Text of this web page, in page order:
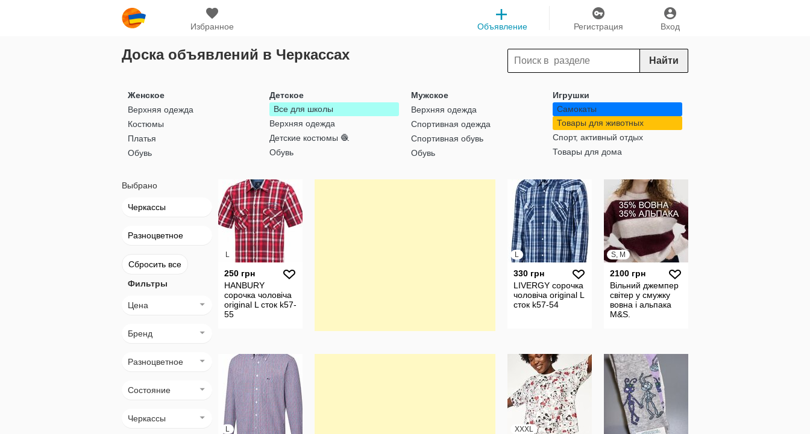
Избранное Вход
Регистрация
Объявление
Доска объявлений в Черкассах Найти
Женское
Верхняя одежда
Костюмы
Платья
Обувь
Детское
Все для школы
Верхняя одежда
Детские костюмы 🧶
Обувь
Мужское
Верхняя одежда
Спортивная одежда
Спортивная обувь
Обувь
Игрушки
Самокаты
Товары для животных
Спорт, активный отдых
Товары для дома
Выбрано
Черкассы
Разноцветное
Сбросить все
Фильтры
Цена
Бренд
Разноцветное
Состояние
Черкассы
L
250 грн
HANBURY
сорочка чоловіча
original L сток k57-
55
L
330 грн
LIVERGY сорочка
чоловіча original L
сток k57-54
S, M
2100 грн
Вільний джемпер
світер у смужку
вовна і альпака
M&S.
L XXXL